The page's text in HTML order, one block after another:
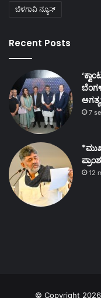
ಬೆಳಗಾವಿ ನ್ಯೂಸ್
Recent Posts
7
12
© Copyright